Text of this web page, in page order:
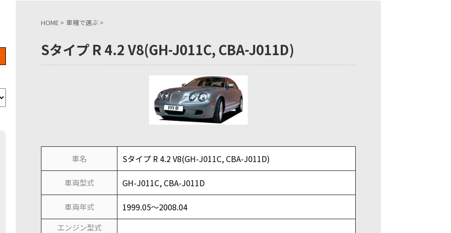
HOME > 車種で選ぶ >
Sタイプ R 4.2 V8(GH-J011C, CBA-J011D)
車名 Sタイプ R 4.2 V8(GH-J011C, CBA-J011D)
車両型式 GH-J011C, CBA-J011D
車両年式 1999.05～2008.04
エンジン型式